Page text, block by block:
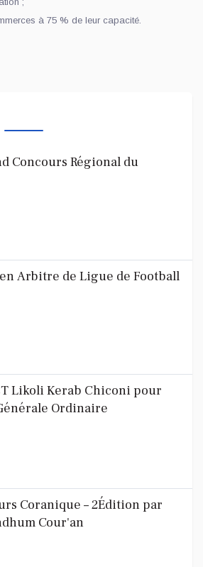
à 75 % de leur capacité.
Concours Régional du
Arbitre de Ligue de Football
Likoli Kerab Chiconi pour
Ordinaire
Coranique – 2Édition par
Cour'an